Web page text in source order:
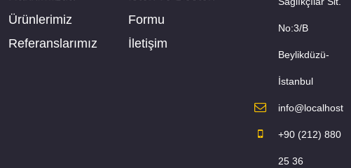
Ürünlerimiz
Referanslarımız
Formu
İletişim
No:3/B
Beylikdüzü-
İstanbul
info@localhost
+90 (212) 880
25 36